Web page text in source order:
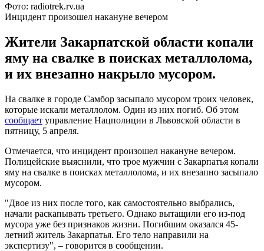
Фото: radiotrek.rv.ua
Инцидент произошел накануне вечером
Жители Закарпатской области копали
яму на свалке в поисках металлолома,
и их внезапно накрыло мусором.
На свалке в городе Самбор засыпало мусором троих человек,
которые искали металлолом. Один из них погиб. Об этом
сообщает управление Нацполиции в Львовской области в
пятницу, 5 апреля.
Отмечается, что инцидент произошел накануне вечером.
Полицейские выяснили, что трое мужчин с Закарпатья копали
яму на свалке в поисках металлолома, и их внезапно засыпало
мусором.
"Двое из них после того, как самостоятельно выбрались,
начали раскапывать третьего. Однако вытащили его из-под
мусора уже без признаков жизни. Погибшим оказался 45-
летний житель Закарпатья. Его тело направили на
экспертизу", – говорится в сообщении.